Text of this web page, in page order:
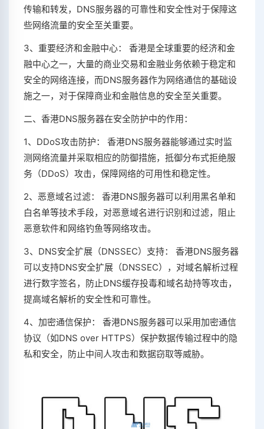
传输和转发，DNS服务器的可靠性和安全性对于保障这
些网络流量的安全至关重要。
3、重要经济和金融中心： 香港是全球重要的经济和金
融中心之一，大量的商业交易和金融业务依赖于稳定和
安全的网络连接，而DNS服务器作为网络通信的基础设
施之一，对于保障商业和金融信息的安全至关重要。
二、香港DNS服务器在安全防护中的作用：
1、DDoS攻击防护： 香港DNS服务器能够通过实时监
测网络流量并采取相应的防御措施，抵御分布式拒绝服
务（DDoS）攻击，保障网络的可用性和稳定性。
2、恶意域名过滤： 香港DNS服务器可以利用黑名单和
白名单等技术手段，对恶意域名进行识别和过滤，阻止
恶意软件和网络钓鱼等网络攻击。
3、DNS安全扩展（DNSSEC）支持： 香港DNS服务器
可以支持DNS安全扩展（DNSSEC），对域名解析过程
进行数字签名，防止DNS缓存投毒和域名劫持等攻击，
提高域名解析的安全性和可靠性。
4、加密通信保护： 香港DNS服务器可以采用加密通信
协议（如DNS over HTTPS）保护数据传输过程中的隐
私和安全，防止中间人攻击和数据窃取等威胁。